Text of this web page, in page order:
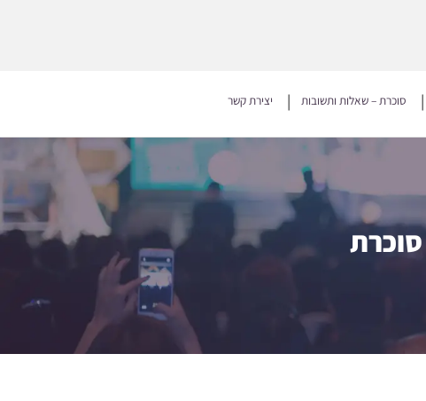
סוכרת – שאלות ותשובות יצירת קשר